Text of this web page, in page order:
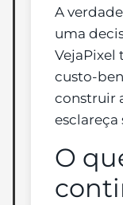
A
uma
VejaPixel
custo-
construir
esclareça
O